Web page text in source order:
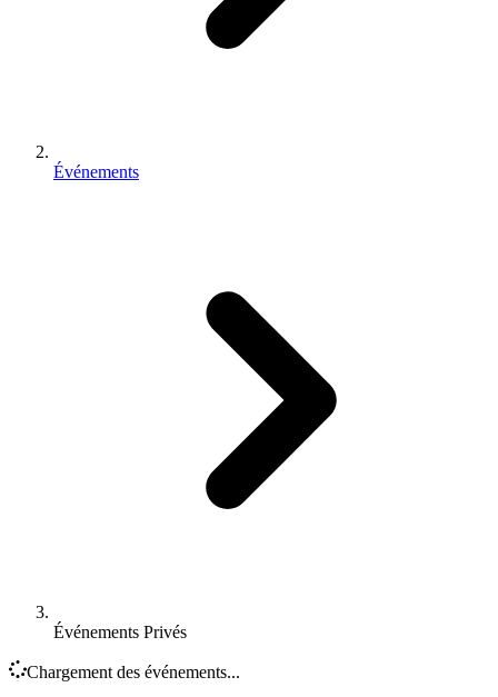
Événements
Événements Privés
Chargement des événements...